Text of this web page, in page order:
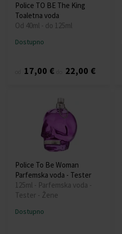
Police TO BE The King
Toaletna voda
Od 40ml - do 125ml
Dostupno
17,00 € 22,00 €
Police To Be Woman
Parfemska voda - Tester
125ml - Parfemska voda -
Tester - Žene
Dostupno